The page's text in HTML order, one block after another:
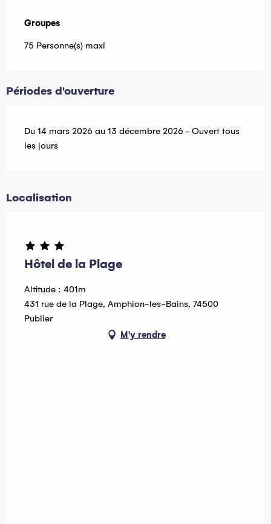
Groupes
Groupes
75 Personne(s) maxi
Périodes d'ouverture
Du 14 mars 2026 au 13 décembre 2026 - Ouvert tous
les jours
Localisation
Hôtel de la Plage
Altitude : 401m
431 rue de la Plage, Amphion-les-Bains, 74500
Publier
M'y rendre